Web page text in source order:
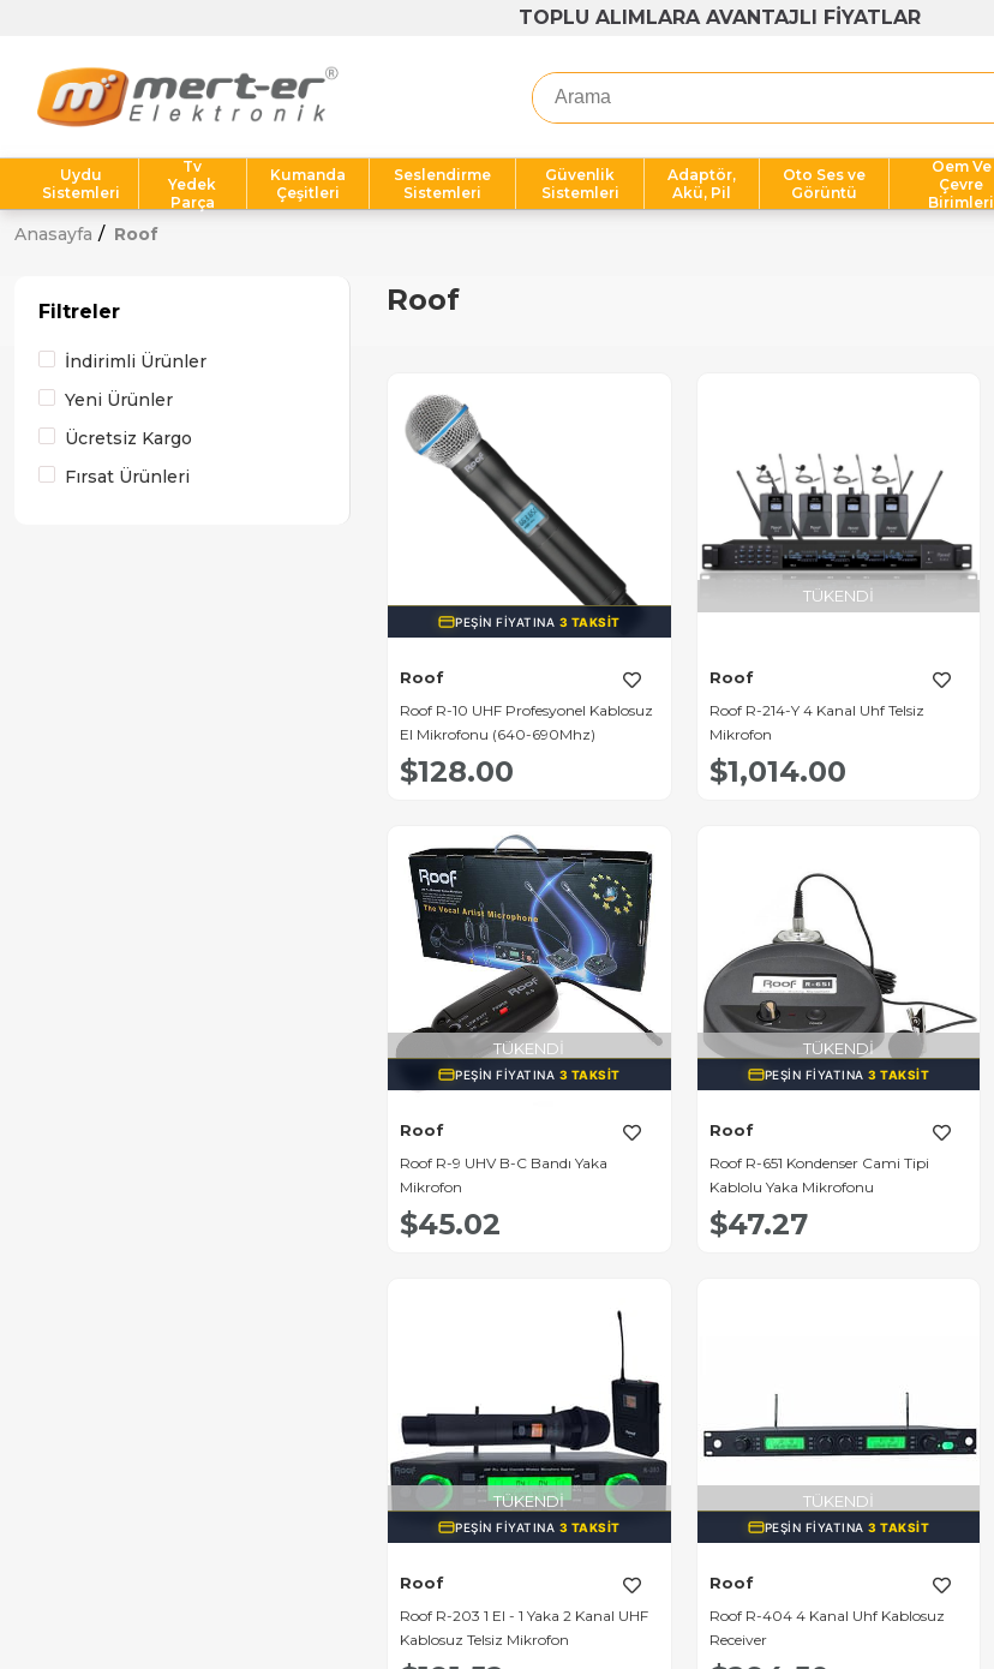
TOPLU ALIMLARA AVANTAJLI FİYATLAR
Uydu
Sistemleri
Tv
Yedek
Parça
Kumanda
Çeşitleri
Seslendirme
Sistemleri
Güvenlik
Sistemleri
Adaptör,
Akü, Pil
Oto Ses ve
Görüntü
Oem Ve
Çevre
Birimleri
Anasayfa Roof
Filtreler
İndirimli Ürünler
Yeni Ürünler
Ücretsiz Kargo
Fırsat Ürünleri
Roof
PEŞIN FIYATINA 3 TAKSIT
Roof
Roof R-10 UHF Profesyonel Kablosuz
El Mikrofonu (640-690Mhz)
$128.00
TÜKENDI
Roof
Roof R-214-Y 4 Kanal Uhf Telsiz
Mikrofon
$1,014.00
TÜKENDI
PEŞIN FIYATINA 3 TAKSIT
Roof
Roof R-9 UHV B-C Bandı Yaka
Mikrofon
$45.02
TÜKENDI
PEŞIN FIYATINA 3 TAKSIT
Roof
Roof R-651 Kondenser Cami Tipi
Kablolu Yaka Mikrofonu
$47.27
TÜKENDI
PEŞIN FIYATINA 3 TAKSIT
Roof
Roof R-203 1 El - 1 Yaka 2 Kanal UHF
Kablosuz Telsiz Mikrofon
TÜKENDI
PEŞIN FIYATINA 3 TAKSIT
Roof
Roof R-404 4 Kanal Uhf Kablosuz
Receiver